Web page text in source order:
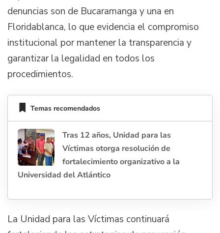
denuncias son de Bucaramanga y una en
Floridablanca, lo que evidencia el compromiso
institucional por mantener la transparencia y
garantizar la legalidad en todos los
procedimientos.
Temas recomendados
Tras 12 años, Unidad para las
Víctimas otorga resolución de
fortalecimiento organizativo a la
Universidad del Atlántico
La Unidad para las Víctimas continuará